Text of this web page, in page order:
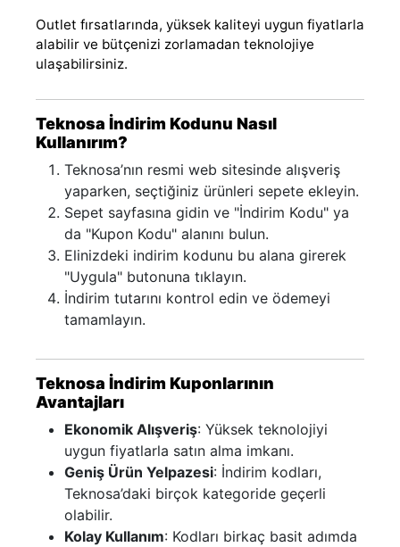
Outlet fırsatlarında, yüksek kaliteyi uygun fiyatlarla
alabilir ve bütçenizi zorlamadan teknolojiye
ulaşabilirsiniz.
Teknosa İndirim Kodunu Nasıl
Kullanırım?
Teknosa’nın resmi web sitesinde alışveriş
yaparken, seçtiğiniz ürünleri sepete ekleyin.
Sepet sayfasına gidin ve "İndirim Kodu" ya
da "Kupon Kodu" alanını bulun.
Elinizdeki indirim kodunu bu alana girerek
"Uygula" butonuna tıklayın.
İndirim tutarını kontrol edin ve ödemeyi
tamamlayın.
Teknosa İndirim Kuponlarının
Avantajları
Ekonomik Alışveriş: Yüksek teknolojiyi
uygun fiyatlarla satın alma imkanı.
Geniş Ürün Yelpazesi: İndirim kodları,
Teknosa’daki birçok kategoride geçerli
olabilir.
Kolay Kullanım: Kodları birkaç basit adımda